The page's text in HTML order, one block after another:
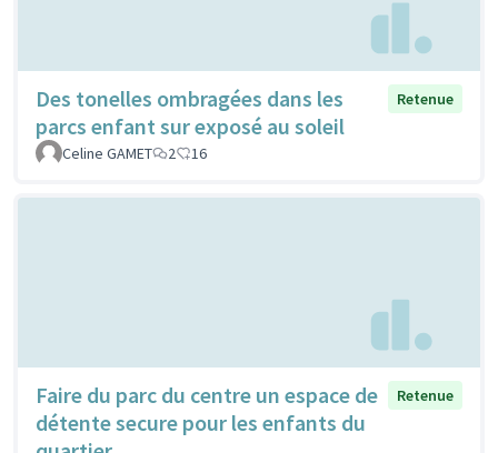
Des tonelles ombragées dans les
parcs enfant sur exposé au soleil
Retenue
Celine GAMET 2 16
Faire du parc du centre un espace de
détente secure pour les enfants du
Retenue